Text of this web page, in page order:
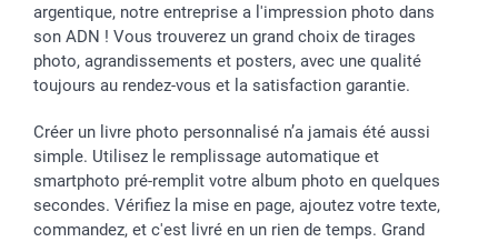
argentique, notre entreprise a l'impression photo dans
son ADN ! Vous trouverez un grand choix de tirages
photo, agrandissements et posters, avec une qualité
toujours au rendez-vous et la satisfaction garantie.
Créer un livre photo personnalisé n’a jamais été aussi
simple. Utilisez le remplissage automatique et
smartphoto pré-remplit votre album photo en quelques
secondes. Vérifiez la mise en page, ajoutez votre texte,
commandez, et c'est livré en un rien de temps. Grand